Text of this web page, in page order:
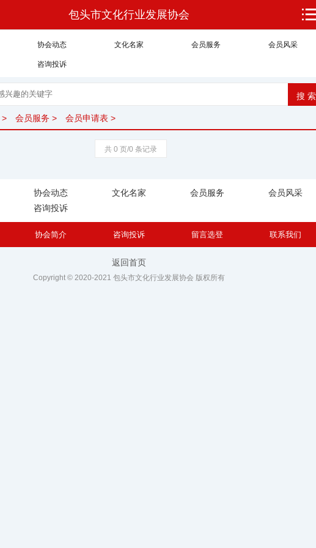
包头市文化行业发展协会
协会动态 文化名家 会员服务 会员风采
咨询投诉
> 会员服务 > 会员申请表 >
共 0 页/0 条记录
协会动态 文化名家 会员服务
会员风采
咨询投诉
协会简介 咨询投诉 留言选登 联系我们
返回首页
Copyright © 2020-2021 包头市文化行业发展协会 版权所有